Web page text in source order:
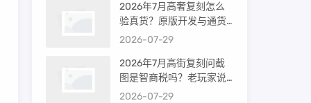
2026年7月高奢复刻怎么
验真货？原版开发与通货
差距到底多大
2026-07-29
2026年7月高街复刻问截
图是智商税吗？老玩家说
出真相
2026-07-29